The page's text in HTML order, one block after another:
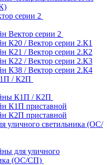
серии 2
Вектор серии 2
К20 / Вектор серии 2.К1
К21 / Вектор серии 2.К2
К22 / Вектор серии 2.К3
К38 / Вектор серии 2.К4
/ К2П
К1П / К2П
К1П приставной
К2П приставной
уличного светильника (ОС/
для уличного
(ОС/СП)